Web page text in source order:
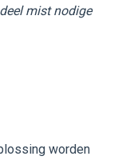
mist nodige
worden